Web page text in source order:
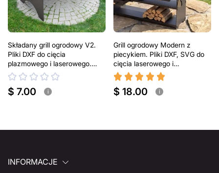
Składany grill ogrodowy V2.
Pliki DXF do cięcia
plazmowego i laserowego.
Przenośny grill BBQ
$ 7.00 i
Grill ogrodowy Modern z
piecykiem. Pliki DXF, SVG do
cięcia laserowego i
plazmowego
$ 18.00 i
INFORMACJE